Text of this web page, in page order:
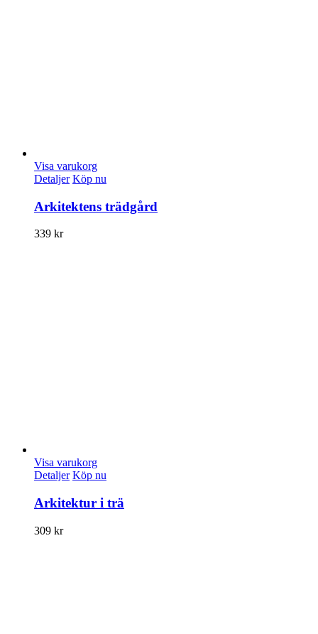
Visa varukorg
Detaljer Köp nu
Arkitektens trädgård
339 kr
Visa varukorg
Detaljer Köp nu
Arkitektur i trä
309 kr